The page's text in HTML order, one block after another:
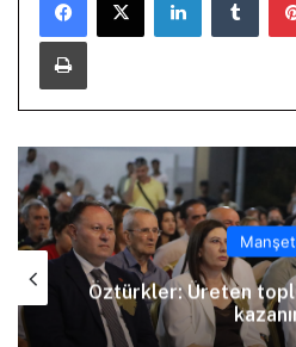
Yazdır
Arıklı, YDP’nin
Başkan